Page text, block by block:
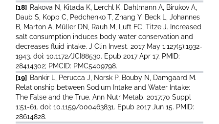
[18] Rakova N, Kitada K, Lerchl K, Dahlmann A, Birukov A,
Daub S, Kopp C, Pedchenko T, Zhang Y, Beck L, Johannes
B, Marton A, Müller DN, Rauh M, Luft FC, Titze J. Increased
salt consumption induces body water conservation and
decreases fluid intake. J Clin Invest. 2017 May 1;127(5):1932-
1943. doi: 10.1172/JCI88530. Epub 2017 Apr 17. PMID:
28414302; PMCID: PMC5409798.
[19] Bankir L, Perucca J, Norsk P, Bouby N, Damgaard M.
Relationship between Sodium Intake and Water Intake:
The False and the True. Ann Nutr Metab. 2017;70 Suppl
1:51-61. doi: 10.1159/000463831. Epub 2017 Jun 15. PMID:
28614828.